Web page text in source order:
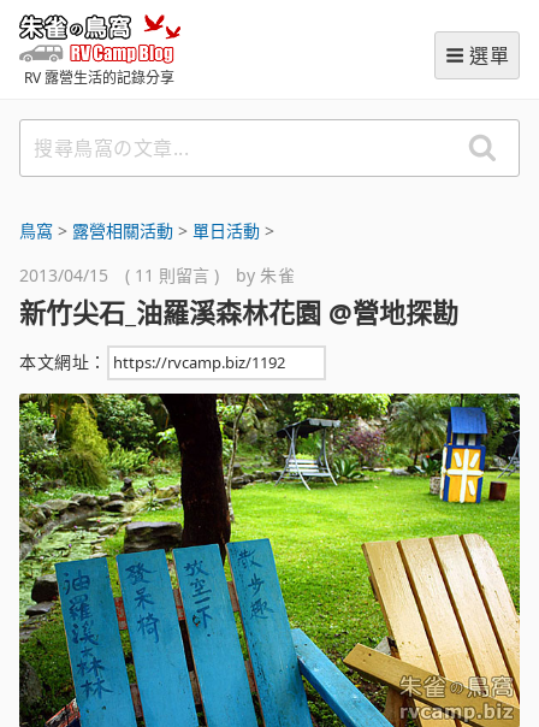
至
內
朱雀の鳥窩
RV 露營生活的記錄分享
選單
搜
尋
窩
文
章
鳥窩 > ‌露營相關活動 > 單日活動 >
2013/04/15 ( 11 則留言 ) by 朱雀
新竹尖石_油羅溪森林花園 @營地探勘
本文網址：